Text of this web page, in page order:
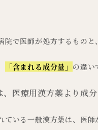
院で医師が処方するもの
「含まれる成分量」 の違い
、医療用漢方薬より成
ている一般漢方薬は、医